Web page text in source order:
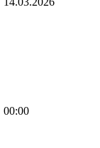
00:00